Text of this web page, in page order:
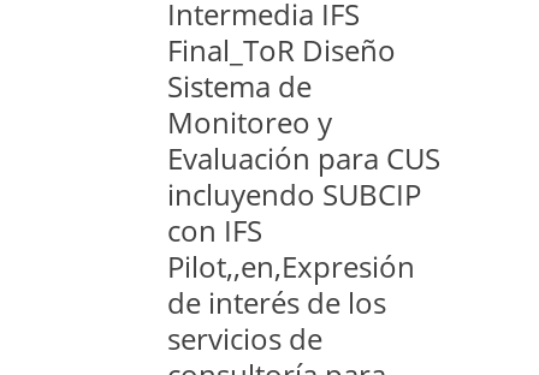
Intermedia IFS
Final_ToR Diseño
Sistema de
Monitoreo y
Evaluación para CUS
incluyendo SUBCIP
con IFS
Pilot,,en,Expresión
de interés de los
servicios de